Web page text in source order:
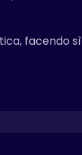
facendo sì